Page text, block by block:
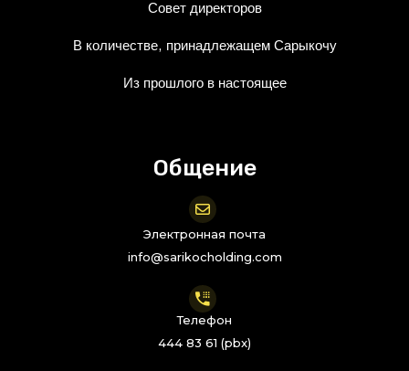
Совет директоров
В количестве, принадлежащем Сарыкочу
Из прошлого в настоящее
Общение
Электронная почта
info@sarikocholding.com
Телефон
444 83 61 (pbx)